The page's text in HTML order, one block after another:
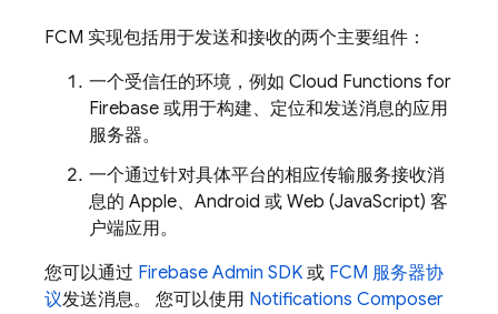
FCM 实现包括用于发送和接收的两个主要组件：
一个受信任的环境，例如 Cloud Functions for
Firebase 或用于构建、定位和发送消息的应用
服务器。
一个通过针对具体平台的相应传输服务接收消
息的 Apple、Android 或 Web (JavaScript) 客
户端应用。
您可以通过 Firebase Admin SDK 或 FCM 服务器协
议发送消息。 您可以使用 Notifications Composer